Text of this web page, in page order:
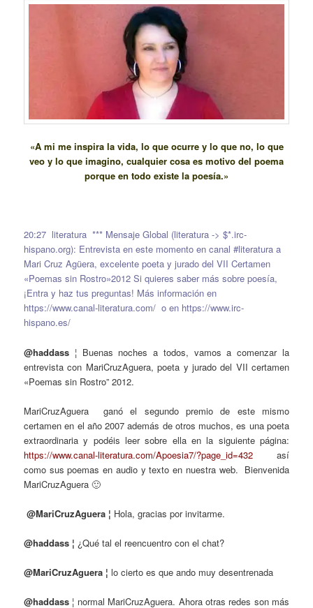
«A mi me inspira la vida, lo que ocurre y lo que no, lo que
veo y lo que imagino, cualquier cosa es motivo del poema
porque en todo existe la poesía.»
20:27 literatura *** Mensaje Global (literatura -> $*.irc-
hispano.org): Entrevista en este momento en canal #literatura a
Mari Cruz Agüera, excelente poeta y jurado del VII Certamen
«Poemas sin Rostro»2012 Si quieres saber más sobre poesía,
¡Entra y haz tus preguntas! Más información en
https://www.canal-literatura.com/ o en https://www.irc-
hispano.es/
@haddass ¦ Buenas noches a todos, vamos a comenzar la
entrevista con MariCruzAguera, poeta y jurado del VII certamen
«Poemas sin Rostro” 2012.
MariCruzAguera ganó el segundo premio de este mismo
certamen en el año 2007 además de otros muchos, es una poeta
extraordinaria y podéis leer sobre ella en la siguiente página:
https://www.canal-literatura.com/Apoesia7/?page_id=432 así
como sus poemas en audio y texto en nuestra web. Bienvenida
MariCruzAguera 🙂
@MariCruzAguera ¦ Hola, gracias por invitarme.
@haddass ¦ ¿Qué tal el reencuentro con el chat?
@MariCruzAguera ¦ lo cierto es que ando muy desentrenada
@haddass ¦ normal MariCruzAguera. Ahora otras redes son más